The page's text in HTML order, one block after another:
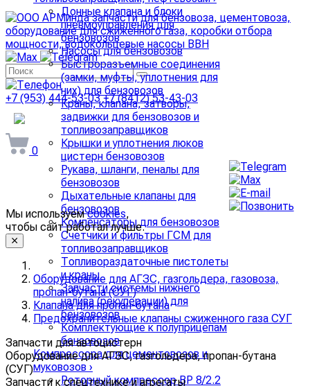
+7 (953) 444-53-03 +7 (8412) 53-43-03
arminda58@mail.ru
0
Донные клапана и блоки
пневмоуправления для
бензовозов
Насосы для бензовозов
Быстроразъемные соединения
(замки, муфты, уплотнения для
них) для бензовозов
Краны, клапана, затворы,
задвижки для бензовозов и
топливозаправщиков
Крышки и уплотнения люков
цистерн бензовозов
Рукава, шланги, пеналы для
бензовозов
Дыхательные клапаны для
бензовозов
Компенсаторы для бензовозов
Счетчики и фильтры ГСМ для
топливозаправщиков
Топливораздаточные пистолеты
и краны
Запчасти системы нижнего
налива (рекуперации) для
бензовозов
Комплектующие к полуприцепам
бензовозов
Компрессора для цементовозов и
муковозов ›
Роторный компрессор ВР 8/2.2
Мы используемcookies,
чтобы сайт работал лучше.
Оборудование для АГЗС, газгольдера, газовоза,
пропан-бутана (СУГ)
Клапана для пропан-бутана
Предохранительные клапаны сжиженного газа СУГ
Запчасти для автоцистерн
Оборудование для АГЗС, газгольдера, пропан-бутана
(СУГ)
Запчасти к спецтехнике и агрегаты